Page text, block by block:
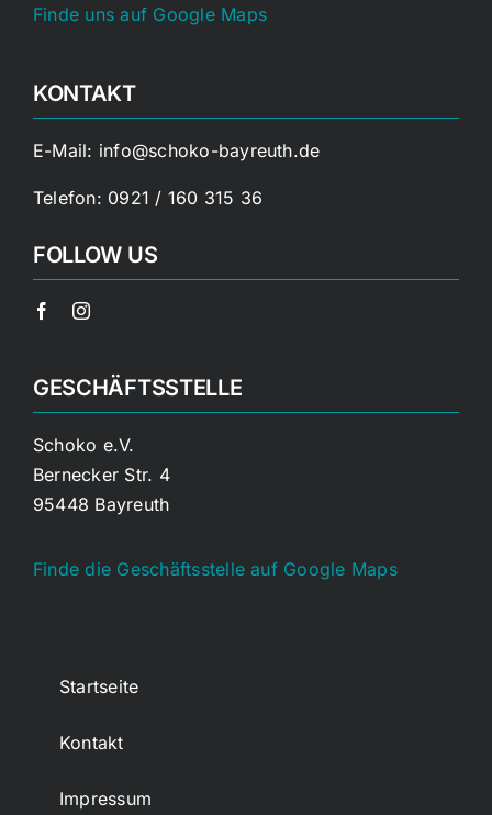
Finde uns auf Google Maps
KONTAKT
E-Mail: info@schoko-bayreuth.de
Telefon: 0921 / 160 315 36
FOLLOW US
GESCHÄFTSSTELLE
Schoko e.V.
Bernecker Str. 4
95448 Bayreuth
Finde die Geschäftsstelle auf Google Maps
Startseite
Kontakt
Impressum